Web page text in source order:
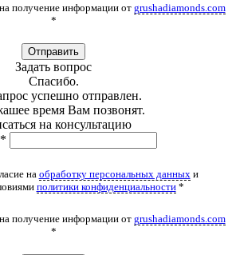
получение информации от grushadiamonds.com
*
Отправить
Задать вопрос
Спасибо.
успешно отправлен.
время Вам позвонят.
на консультацию
на обработку персональных данных и
политики конфиденциальности*
получение информации от grushadiamonds.com
*